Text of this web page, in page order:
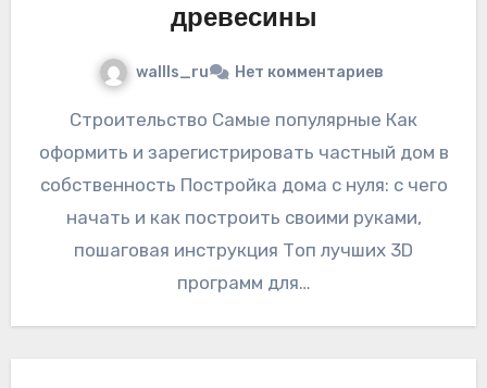
древесины
wallls_ru Нет комментариев
Строительство Самые популярные Как
оформить и зарегистрировать частный дом в
собственность Постройка дома с нуля: с чего
начать и как построить своими руками,
пошаговая инструкция Топ лучших 3D
программ для…